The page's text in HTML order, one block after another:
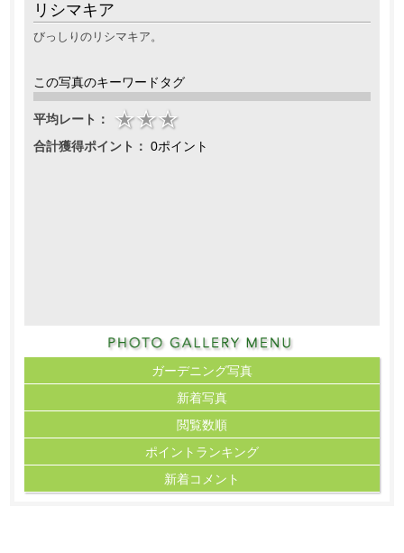
リシマキア
びっしりのリシマキア。
この写真のキーワードタグ
平均レート：
合計獲得ポイント： 0ポイント
ガーデニング写真
新着写真
閲覧数順
ポイント ランキング
新着コメント